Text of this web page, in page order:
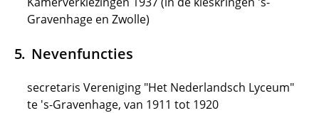
Gravenhage en Zwolle)
Nevenfuncties
secretaris Vereniging "Het Nederlandsch Lyceum"
te 's-Gravenhage, van 1911 tot 1920